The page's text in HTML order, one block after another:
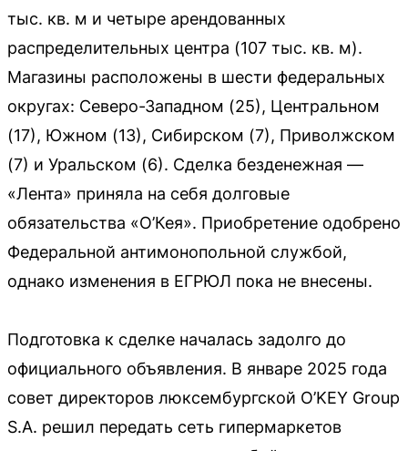
тыс. кв. м и четыре арендованных
распределительных центра (107 тыс. кв. м).
Магазины расположены в шести федеральных
округах: Северо-Западном (25), Центральном
(17), Южном (13), Сибирском (7), Приволжском
(7) и Уральском (6). Сделка безденежная —
«Лента» приняла на себя долговые
обязательства «О’Кея». Приобретение одобрено
Федеральной антимонопольной службой,
однако изменения в ЕГРЮЛ пока не внесены.
Подготовка к сделке началась задолго до
официального объявления. В январе 2025 года
совет директоров люксембургской O’KEY Group
S.A. решил передать сеть гипермаркетов